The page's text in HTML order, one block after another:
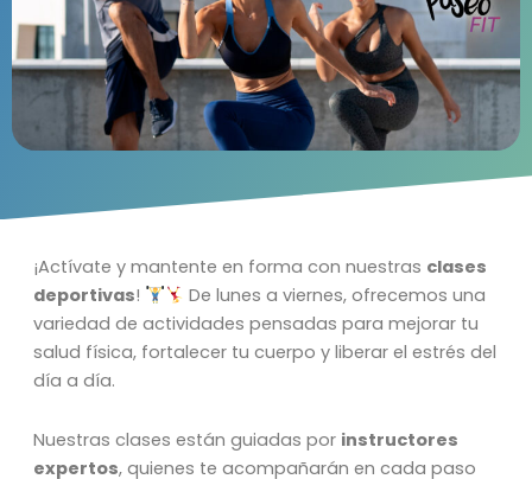
¡Actívate y mantente en forma con nuestras clases
deportivas!
De lunes a viernes, ofrecemos una
variedad de actividades pensadas para mejorar tu
salud física, fortalecer tu cuerpo y liberar el estrés del
día a día.
Nuestras clases están guiadas por instructores
expertos, quienes te acompañarán en cada paso